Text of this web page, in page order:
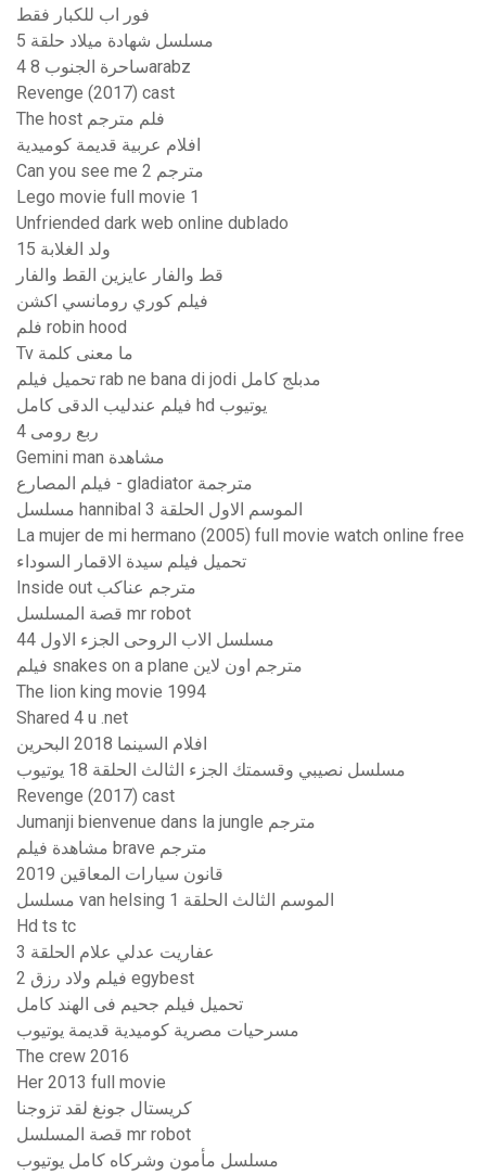
فور اب للكبار فقط
مسلسل شهادة ميلاد حلقة 5
ساحرة الجنوب 8 4arabz
Revenge (2017) cast
The host فلم مترجم
افلام عربية قديمة كوميدية
Can you see me 2 مترجم
Lego movie full movie 1
Unfriended dark web online dublado
ولد الغلابة 15
قط والفار عايزين القط والفار
فيلم كوري رومانسي اكشن
فلم robin hood
Tv ما معنى كلمة
تحميل فيلم rab ne bana di jodi مدبلج كامل
فيلم عندليب الدقى كامل hd يوتيوب
ربع رومى 4
Gemini man مشاهدة
فيلم المصارع - gladiator مترجمة
مسلسل hannibal الموسم الاول الحلقة 3
La mujer de mi hermano (2005) full movie watch online free
تحميل فيلم سيدة الاقمار السوداء
Inside out مترجم عناكب
قصة المسلسل mr robot
مسلسل الاب الروحى الجزء الاول 44
فيلم snakes on a plane مترجم اون لاين
The lion king movie 1994
Shared 4 u .net
افلام السينما 2018 البحرين
مسلسل نصيبي وقسمتك الجزء الثالث الحلقة 18 يوتيوب
Revenge (2017) cast
Jumanji bienvenue dans la jungle مترجم
مشاهدة فيلم brave مترجم
قانون سيارات المعاقين 2019
مسلسل van helsing الموسم الثالث الحلقة 1
Hd ts tc
عفاريت عدلي علام الحلقة 3
فيلم ولاد رزق 2 egybest
تحميل فيلم جحيم فى الهند كامل
مسرحيات مصرية كوميدية قديمة يوتيوب
The crew 2016
Her 2013 full movie
كريستال جونغ لقد تزوجنا
قصة المسلسل mr robot
مسلسل مأمون وشركاه كامل يوتيوب